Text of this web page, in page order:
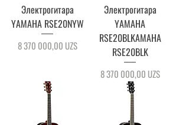
Электрогитара
YAMAHA RSE20NYW
Цена
8 370 000,00 UZS
Электрогитара
YAMAHA
RSE20BLKAMAHA
RSE20BLK
Цена
8 370 000,00 UZS